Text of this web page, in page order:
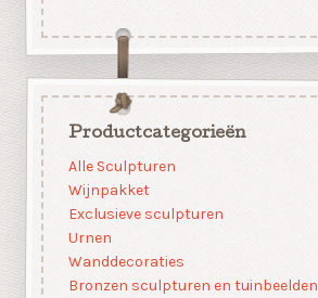
Productcategorieën
Alle Sculpturen
Wijnpakket
Exclusieve sculpturen
Urnen
Wanddecoraties
Bronzen sculpturen en tuinbeelden